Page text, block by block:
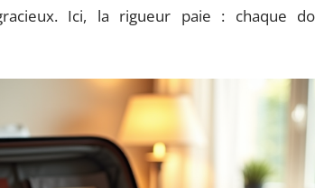
Ici, la rigueur paie : chaque